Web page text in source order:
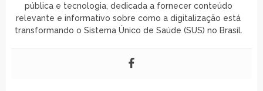
pública e tecnologia, dedicada a fornecer conteúdo
relevante e informativo sobre como a digitalização está
transformando o Sistema Único de Saúde (SUS) no Brasil.